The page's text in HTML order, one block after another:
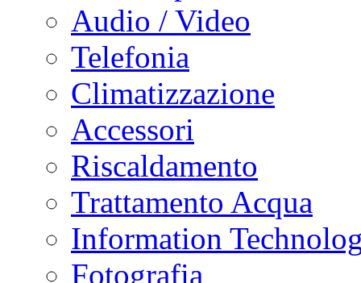
Audio / Video
Telefonia
Climatizzazione
Accessori
Riscaldamento
Trattamento Acqua
Information
Fotografia